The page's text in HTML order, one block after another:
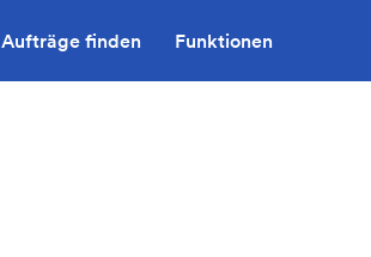
Aufträge finden Funktionen